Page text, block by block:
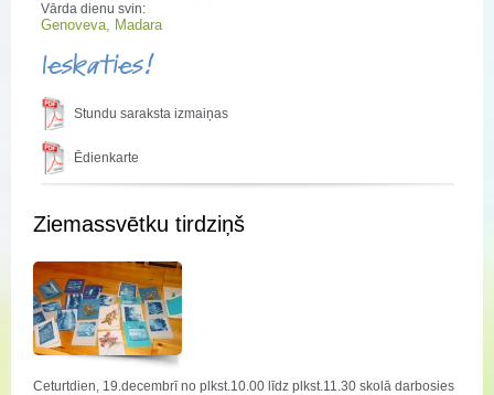
Vārda dienu svin:
Genoveva, Madara
Ieskaties!
Stundu saraksta izmaiņas
Ēdienkarte
Ziemassvētku tirdziņš
Ceturtdien, 19.decembrī no plkst.10.00 līdz plkst.11.30 skolā darbosies